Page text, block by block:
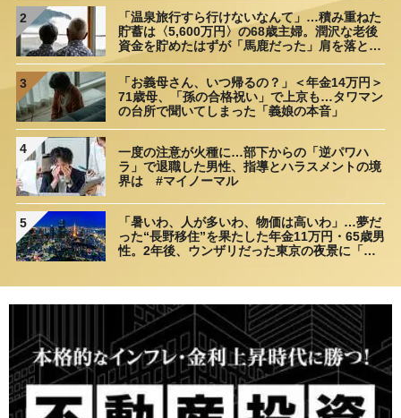
2
「温泉旅行すら行けないなんて」…積み重ねた
貯蓄は〈5,600万円〉の68歳主婦。潤沢な老後
資金を貯めたはずが「馬鹿だった」肩を落とす
3
「お義母さん、いつ帰るの？」＜年金14万円＞
71歳母、「孫の合格祝い」で上京も…タワマン
の台所で聞いてしまった「義娘の本音」
4
一度の注意が火種に…部下からの「逆パワハ
ラ」で退職した男性、指導とハラスメントの境
界は #マイノーマル
5
「暑いわ、人が多いわ、物価は高いわ」…夢だ
った“長野移住”を果たした年金11万円・65歳男
性。2年後、ウンザリだった東京の夜景に「癒